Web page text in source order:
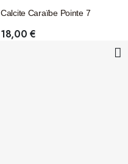
Calcite Caraïbe Pointe 7
18,00€